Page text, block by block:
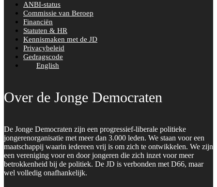
ANBI-status
Commissie van Beroep
Financiën
Statuten & HR
Kennismaken met de JD
Privacybeleid
Gedragscode
English
Over de Jonge Democraten
De Jonge Democraten zijn een progressief-liberale politieke
jongerenorganisatie met meer dan 3.000 leden. We staan voor een
maatschappij waarin iedereen vrij is om zich te ontwikkelen. We zijn
een vereniging voor en door jongeren die zich inzet voor meer
betrokkenheid bij de politiek. De JD is verbonden met D66, maar
wel volledig onafhankelijk.